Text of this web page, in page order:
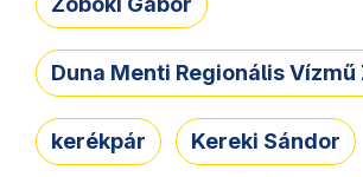
Duna Menti Regionális Vízmű
kerékpár Kereki Sándor